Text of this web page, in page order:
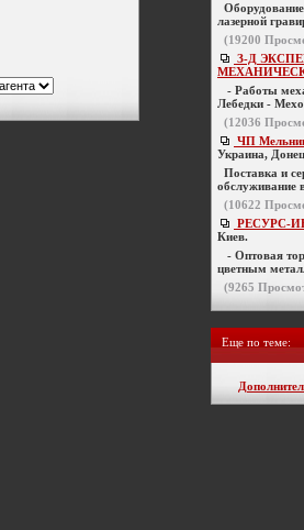
Оборудование
лазерной
(19200
З-Д
- Работы
Лебедки -
(12036
ЧП
Украина,
Поставка и
обслуживание
(10622
РЕСУРС-
Киев.
- Оптовая
цветным
(9265
Еще по теме: